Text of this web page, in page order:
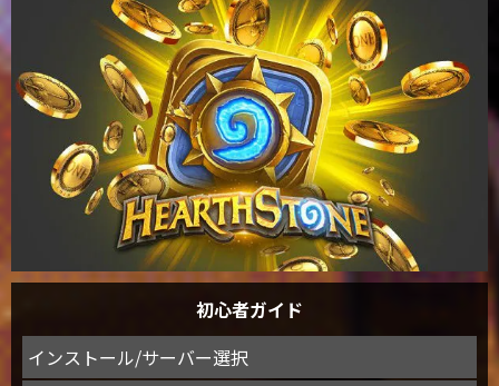
初心者ガイド
インストール/サーバー選択